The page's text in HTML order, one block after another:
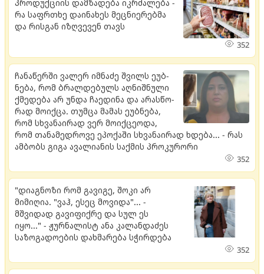
პროდუქციის დამზადება იკრძალება -
რა საფრთხე დაინახეს მეცნიერებმა
და რისგან იზღვევენ თავს
352
ჩა­ნა­წერ­ში ვა­ლერ იმ­ნა­ძე შვილს ეუბ­
ნე­ბა, რომ ბრალ­დე­ბულს აღ­ნიშ­ნუ­ლი
ქმე­დე­ბა არ უნდა ჩა­ე­დი­ნა და არას­წო­
რად მო­იქ­ცა. თუმ­ცა მა­მას ეუბ­ნე­ბა,
რომ სხვა­ნა­ი­რად ვერ მო­იქ­ცე­ო­და,
რომ თა­ნა­მედ­რო­ვე ეპო­ქა­ში სხვა­ნა­ი­რად ხდე­ბა... - რას
ამბობს გიგა ავალიანის საქმის პროკურორი
352
"დიაგნოზი რომ გავიგე, შოკი არ
მიმიღია. "ვაჰ, ესეც მოვიდა"... -
მშვიდად გავიფიქრე და სულ ეს
იყო..." - ჟურნალისტ ანა კალანდაძეს
საზოგადოების დახმარება სჭირდება
352